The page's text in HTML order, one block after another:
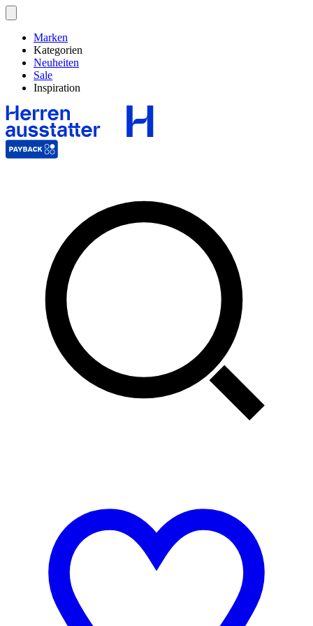
Marken
Kategorien
Neuheiten
Sale
Inspiration